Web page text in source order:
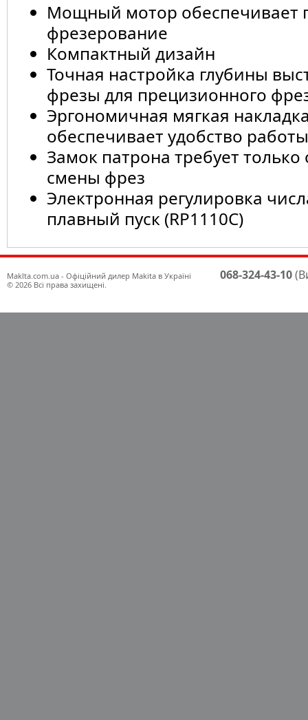
Мощный мотор обеспечивает
фрезерование
Компактный дизайн
Точная настройка глубины
фрезы для прецизионного
Эргономичная мягкая
обеспечивает удобство работы
Замок патрона требует
смены фрез
Электронная регулировка
плавный пуск (RP1110C)
Maklta.com.ua - Офіційний дилер Makita в Україні
© 2026 Всі права захищені.
068-324-43-10